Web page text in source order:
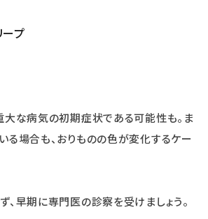
プ
大な病気の初期症状である可能性も。ま
る場合も、おりものの色が変化するケー
、早期に専門医の診察を受けましょう。